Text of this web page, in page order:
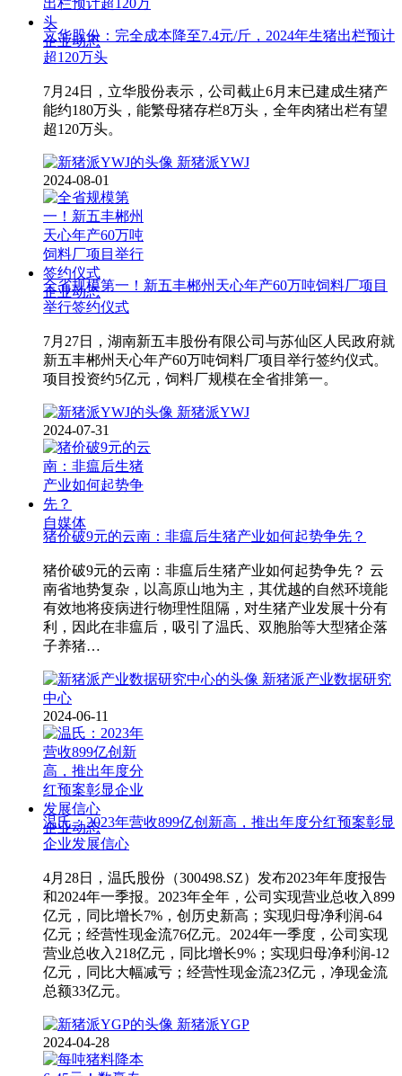
企业动态
立华股份：完全成本降至7.4元/斤，2024年生猪出栏预计
超120万头
7月24日，立华股份表示，公司截止6月末已建成生猪产
能约180万头，能繁母猪存栏8万头，全年肉猪出栏有望
超120万头。
新猪派YWJ
2024-08-01
企业动态
全省规模第一！新五丰郴州天心年产60万吨饲料厂项目
举行签约仪式
7月27日，湖南新五丰股份有限公司与苏仙区人民政府就
新五丰郴州天心年产60万吨饲料厂项目举行签约仪式。
项目投资约5亿元，饲料厂规模在全省排第一。
新猪派YWJ
2024-07-31
自媒体
猪价破9元的云南：非瘟后生猪产业如何起势争先？
猪价破9元的云南：非瘟后生猪产业如何起势争先？ 云
南省地势复杂，以高原山地为主，其优越的自然环境能
有效地将疫病进行物理性阻隔，对生猪产业发展十分有
利，因此在非瘟后，吸引了温氏、双胞胎等大型猪企落
子养猪…
新猪派产业数据研究
中心
2024-06-11
企业动态
温氏：2023年营收899亿创新高，推出年度分红预案彰显
企业发展信心
4月28日，温氏股份（300498.SZ）发布2023年年度报告
和2024年一季报。2023年全年，公司实现营业总收入899
亿元，同比增长7%，创历史新高；实现归母净利润-64
亿元；经营性现金流76亿元。2024年一季度，公司实现
营业总收入218亿元，同比增长9%；实现归母净利润-12
亿元，同比大幅减亏；经营性现金流23亿元，净现金流
总额33亿元。
新猪派YGP
2024-04-28